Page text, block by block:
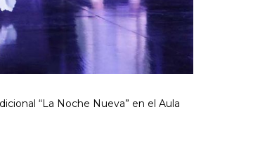
“La Noche Nueva” en el Aula